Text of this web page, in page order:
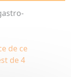
de ce
de 4